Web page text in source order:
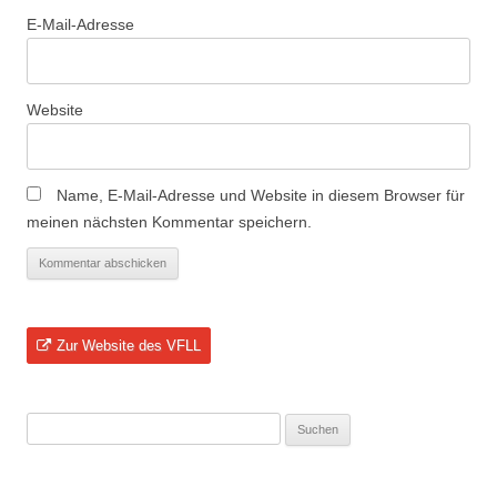
E-Mail-Adresse
Website
Name, E-Mail-Adresse und Website in diesem Browser für
meinen nächsten Kommentar speichern.
Zur Website des VFLL